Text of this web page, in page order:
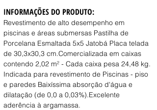
INFORMAÇÕES DO PRODUTO:
Revestimento de alto desempenho em
piscinas e áreas submersas Pastilha de
Porcelana Esmaltada 5x5 Jatobá Placa telada
de 30,3x30,3 cm.Comercializada em caixas
contendo 2,02 m² - Cada caixa pesa 24,48 kg.
Indicada para revestimento de Piscinas - piso
e paredes Baixíssima absorção d'água e
dilatação (de 0,0 a 0,03%).Excelente
aderência à argamassa.